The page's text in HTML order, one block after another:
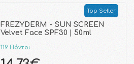
Top Seller
FREZYDERM - SUN SCREEN
Velvet Face SPF30 | 50ml
119 Πόντοι